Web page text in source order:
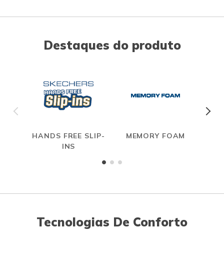
Destaques do produto
HANDS FREE SLIP-
INS
MEMORY FOAM
Tecnologias De Conforto